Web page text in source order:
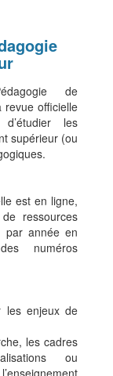
de
revue officielle
les
supérieur (ou
est en ligne,
ressources
par année en
numéros
les enjeux de
les cadres
ou